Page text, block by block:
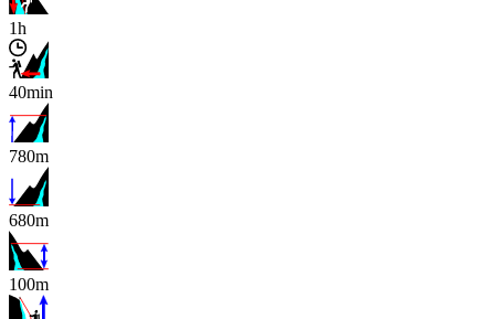
1h
40min
780m
680m
100m
x